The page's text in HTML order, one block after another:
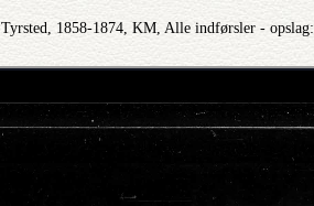
1858-1874, KM, Alle indførsler - opslag: